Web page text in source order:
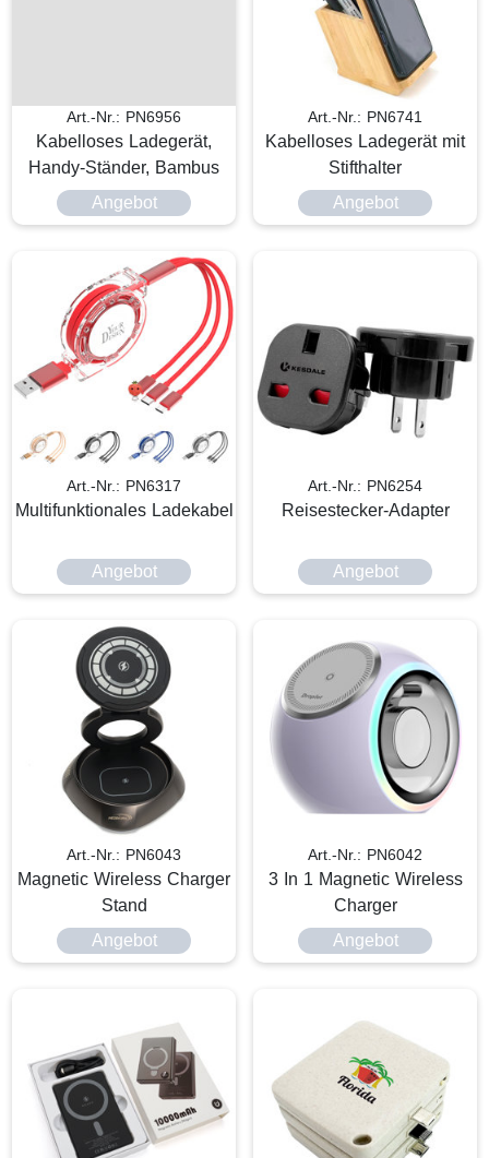
Art.-Nr.: PN6956
Kabelloses Ladegerät,
Handy-Ständer, Bambus
Angebot
Art.-Nr.: PN6741
Kabelloses Ladegerät mit
Stifthalter
Angebot
Art.-Nr.: PN6317
Multifunktionales Ladekabel
Angebot
Art.-Nr.: PN6254
Reisestecker-Adapter
Angebot
Art.-Nr.: PN6043
Magnetic Wireless Charger
Stand
Angebot
Art.-Nr.: PN6042
3 In 1 Magnetic Wireless
Charger
Angebot